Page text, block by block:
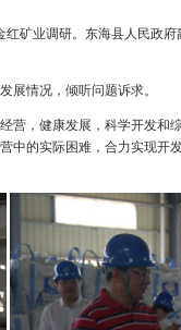
矿业调研。东海县人民政
展情况，倾听问题诉求。
，健康发展，科学开发和
的实际困难，合力实现开